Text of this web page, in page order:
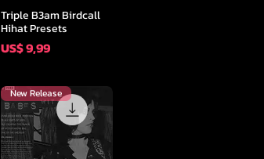
Snel overzicht
Triple B3am Birdcall
Hihat Presets
Prijs
US$ 9,99
New Release